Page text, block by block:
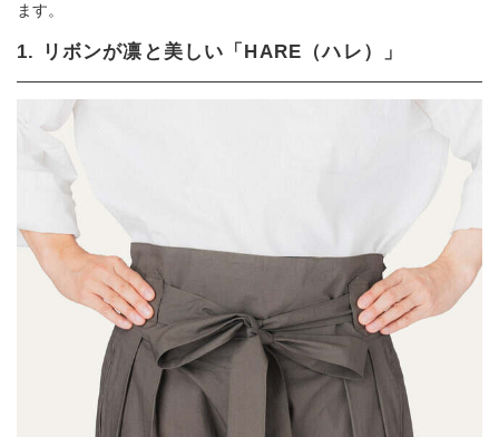
ます。
1. リボンが凛と美しい「HARE（ハレ）」